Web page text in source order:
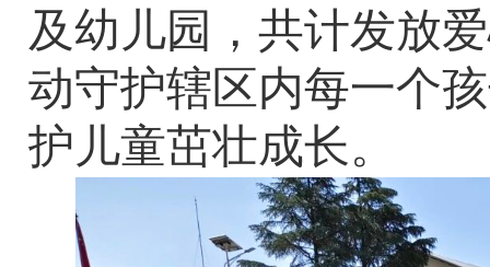
及幼儿园，共计发放
动守护辖区内每一个
护儿童茁壮成长。